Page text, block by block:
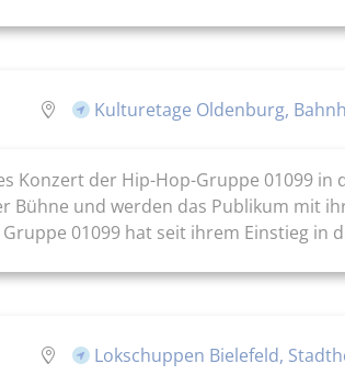
Kulturetage Oldenburg,
Konzert der Hip-Hop-Gruppe 01099
Bühne und werden das Publikum mit
01099 hat seit ihrem Einstieg in
Lokschuppen Bielefeld,